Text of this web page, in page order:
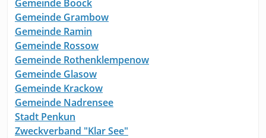
Gemeinde Boock
Gemeinde Grambow
Gemeinde Ramin
Gemeinde Rossow
Gemeinde Rothenklempenow
Gemeinde Glasow
Gemeinde Krackow
Gemeinde Nadrensee
Stadt Penkun
Zweckverband "Klar See"